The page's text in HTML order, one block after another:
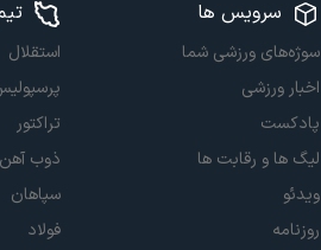
سرویس ها
سوژه‌های ورزشی شما
اخبار ورزشی
پادکست
لیگ ها و رقابت ها
ویدئو
روزنامه
استقلال
تراکتور
ذوب آهن
سپاهان
فولاد